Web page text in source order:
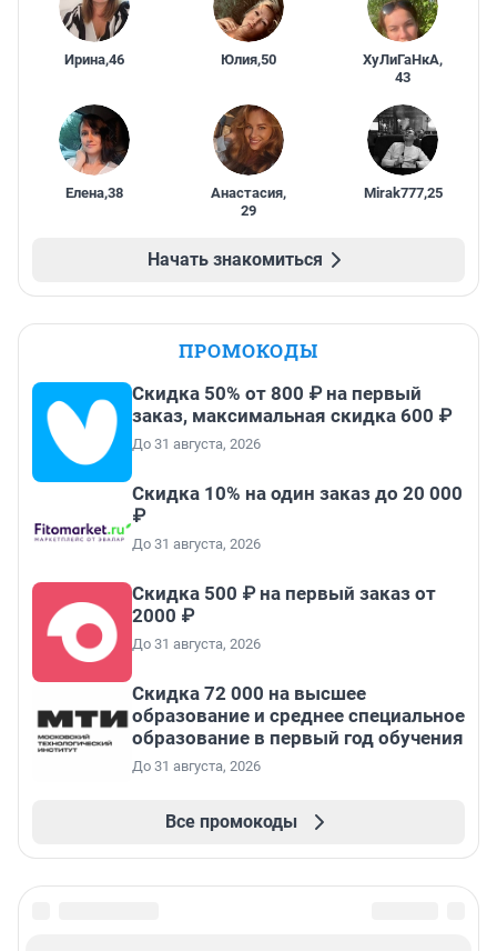
Ирина,46 Юлия,50 ХуЛиГаНкА,
43
Елена,38 Анастасия,
29
Mirak777,25
Начать знакомиться
ПРОМОКОДЫ
Скидка 50% от 800 ₽ на первый
заказ, максимальная скидка 600 ₽
До 31 августа, 2026
Скидка 10% на один заказ до 20 000
₽
До 31 августа, 2026
Скидка 500 ₽ на первый заказ от
2000 ₽
До 31 августа, 2026
Скидка 72 000 на высшее
образование и среднее специальное
образование в первый год обучения
До 31 августа, 2026
Все промокоды